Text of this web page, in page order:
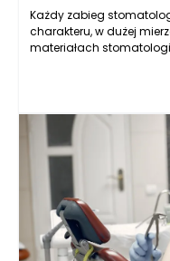
Każdy zabieg
charakteru, w dużej
materiałach
materiały do morfologii
wypełnień, oraz
zębów. Każda z tych
cechy oraz
efektywność
stomatologicznych.